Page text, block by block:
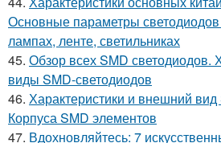
Основные параметры
лампах, ленте, светильниках
45. Обзор всех SMD светодиодов.
виды SMD-светодиодов
46. Характеристики и внешний
Корпуса SMD элементов
47. Вдохновляйтесь: 7